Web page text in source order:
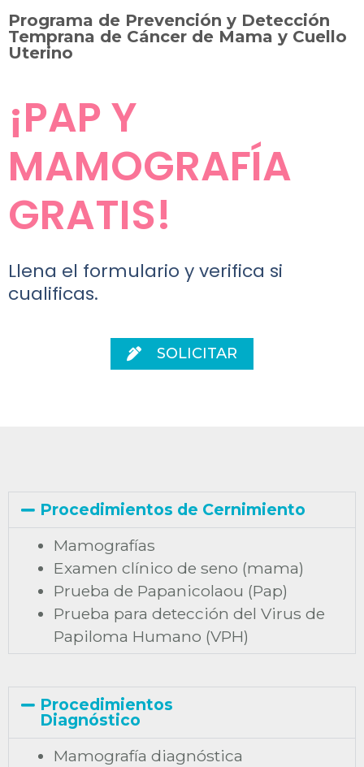
Programa de Prevención y Detección
Temprana de Cáncer de Mama y Cuello
Uterino
¡PAP Y
MAMOGRAFÍA
GRATIS!
Llena el formulario y verifica si
cualificas.
SOLICITAR
Procedimientos de Cernimiento
Mamografías
Examen clínico de seno (mama)
Prueba de Papanicolaou (Pap)
Prueba para detección del Virus de
Papiloma Humano (VPH)
Procedimientos
Diagnóstico
Mamografía diagnóstica